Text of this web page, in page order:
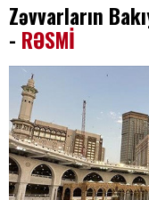
Zəvvarların
- RƏSMİ